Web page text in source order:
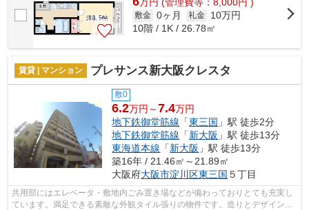
万円 (管理費等：8,000円 )
敷金 0ヶ月 礼金
10万円
10階 / 1K / 26.78㎡
賃貸 | マンション プレサンス新大阪クレスタ
敷0
6.2万円～7.4万円
地下鉄御堂筋線 「東三国 」駅 徒歩2分
地下鉄御堂筋線 「新大阪 」駅 徒歩13分
東海道本線 「新大阪 」駅 徒歩13分
築16年 / 21.46㎡～21.89㎡
大阪府大阪市淀川区東三国 ５丁目
共用部にはエレベータ・敷地内ごみ置き場などが備わっておりとても充実し
ています。満足できる素敵な外観タイル張りの物件です。造りとデザインに